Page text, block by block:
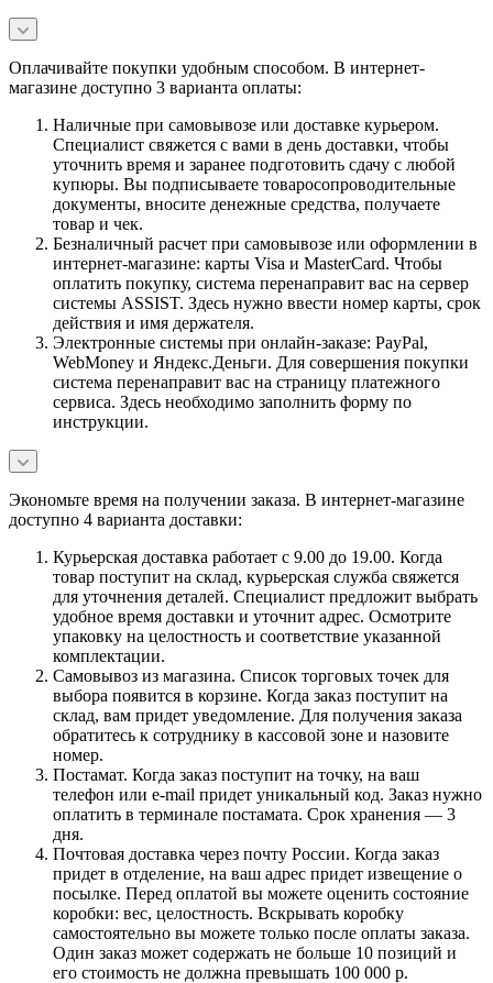
Оплачивайте покупки удобным способом. В интернет-
магазине доступно 3 варианта оплаты:
Наличные при самовывозе или доставке курьером.
Специалист свяжется с вами в день доставки, чтобы
уточнить время и заранее подготовить сдачу с любой
купюры. Вы подписываете товаросопроводительные
документы, вносите денежные средства, получаете
товар и чек.
Безналичный расчет при самовывозе или оформлении в
интернет-магазине: карты Visa и MasterCard. Чтобы
оплатить покупку, система перенаправит вас на сервер
системы ASSIST. Здесь нужно ввести номер карты, срок
действия и имя держателя.
Электронные системы при онлайн-заказе: PayPal,
WebMoney и Яндекс.Деньги. Для совершения покупки
система перенаправит вас на страницу платежного
сервиса. Здесь необходимо заполнить форму по
инструкции.
Экономьте время на получении заказа. В интернет-магазине
доступно 4 варианта доставки:
Курьерская доставка работает с 9.00 до 19.00. Когда
товар поступит на склад, курьерская служба свяжется
для уточнения деталей. Специалист предложит выбрать
удобное время доставки и уточнит адрес. Осмотрите
упаковку на целостность и соответствие указанной
комплектации.
Самовывоз из магазина. Список торговых точек для
выбора появится в корзине. Когда заказ поступит на
склад, вам придет уведомление. Для получения заказа
обратитесь к сотруднику в кассовой зоне и назовите
номер.
Постамат. Когда заказ поступит на точку, на ваш
телефон или e-mail придет уникальный код. Заказ нужно
оплатить в терминале постамата. Срок хранения — 3
дня.
Почтовая доставка через почту России. Когда заказ
придет в отделение, на ваш адрес придет извещение о
посылке. Перед оплатой вы можете оценить состояние
коробки: вес, целостность. Вскрывать коробку
самостоятельно вы можете только после оплаты заказа.
Один заказ может содержать не больше 10 позиций и
его стоимость не должна превышать 100 000 р.